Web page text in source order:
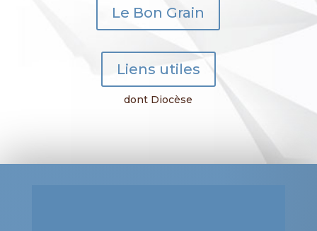
Le Bon Grain
Liens utiles
dont Diocèse